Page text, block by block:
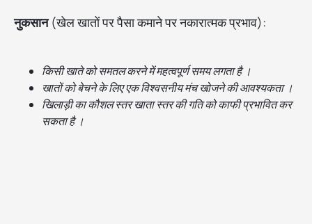
नुकसान(खेल खातों पर पैसा कमाने पर नकारात्मक प्रभाव):
किसी खाते को समतल करने में महत्वपूर्ण समय लगता है ।
खातों को बेचने के लिए एक विश्वसनीय मंच खोजने की आवश्यकता ।
खिलाड़ी का कौशल स्तर खाता स्तर की गति को काफी प्रभावित कर
सकता है ।